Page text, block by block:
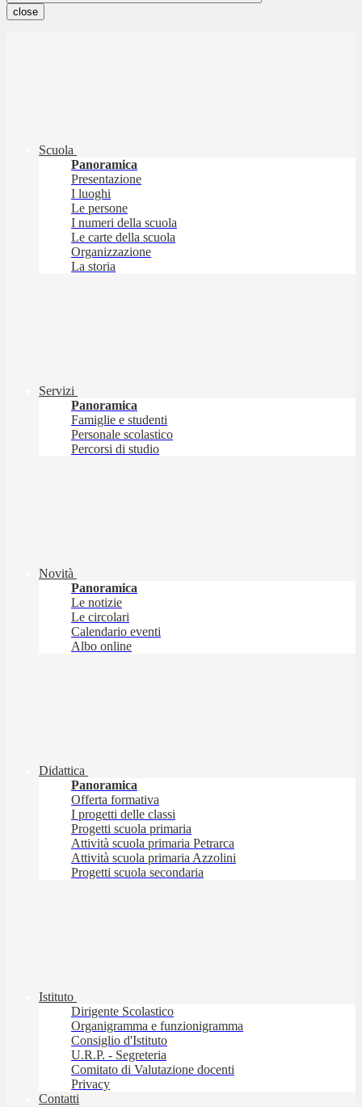
close
Scuola
Panoramica
Presentazione
I luoghi
Le persone
I numeri della scuola
Le carte della scuola
Organizzazione
La storia
Servizi
Panoramica
Famiglie e studenti
Personale scolastico
Percorsi di studio
Novità
Panoramica
Le notizie
Le circolari
Calendario eventi
Albo online
Didattica
Panoramica
Offerta formativa
I progetti delle classi
Progetti scuola primaria
Attività scuola primaria Petrarca
Attività scuola primaria Azzolini
Progetti scuola secondaria
Istituto
Dirigente Scolastico
Organigramma e funzionigramma
Consiglio d'Istituto
U.R.P. - Segreteria
Comitato di Valutazione docenti
Privacy
Contatti